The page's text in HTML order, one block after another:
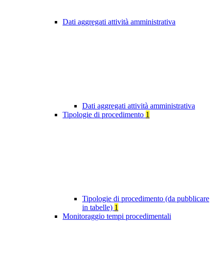
Dati aggregati attività amministrativa
Dati aggregati attività amministrativa
Tipologie di procedimento 1
Tipologie di procedimento (da pubblicare
in tabelle) 1
Monitoraggio tempi procedimentali